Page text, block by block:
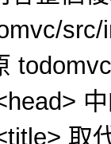
src/
取